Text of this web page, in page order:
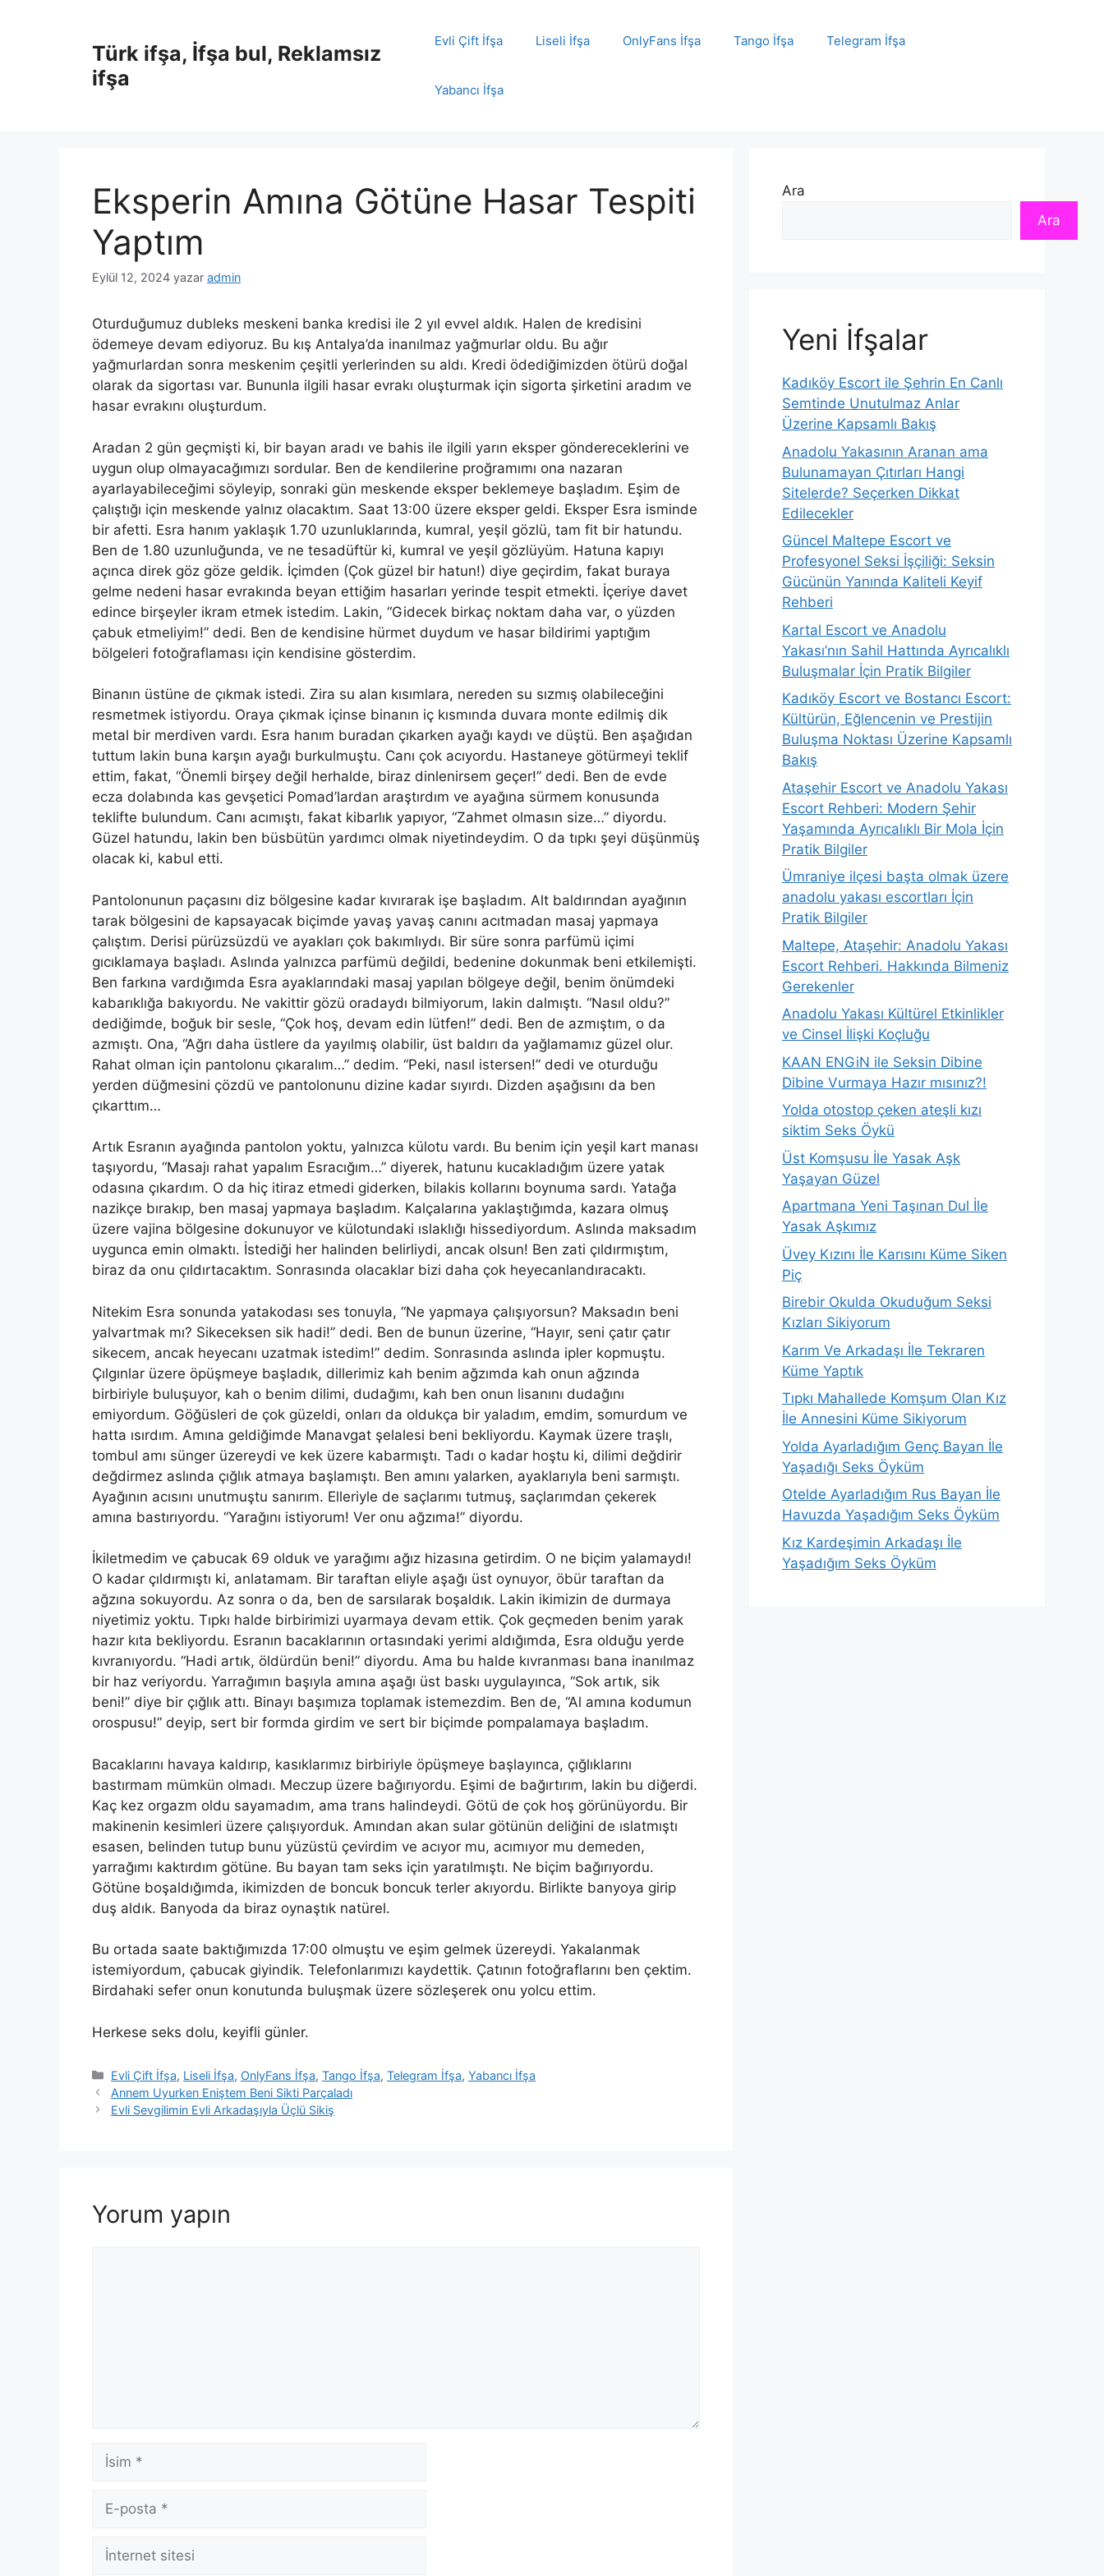
Türk ifşa, İfşa bul, Reklamsız
ifşa
Evli Çift İfşa Liseli İfşa OnlyFans İfşa Tango İfşa Telegram İfşa
Yabancı İfşa
Eksperin Amına Götüne Hasar Tespiti
Yaptım
Eylül 12, 2024 yazar admin
Oturduğumuz dubleks meskeni banka kredisi ile 2 yıl evvel aldık. Halen de kredisini
ödemeye devam ediyoruz. Bu kış Antalya’da inanılmaz yağmurlar oldu. Bu ağır
yağmurlardan sonra meskenim çeşitli yerlerinden su aldı. Kredi ödediğimizden ötürü doğal
olarak da sigortası var. Bununla ilgili hasar evrakı oluşturmak için sigorta şirketini aradım ve
hasar evrakını oluşturdum.
Aradan 2 gün geçmişti ki, bir bayan aradı ve bahis ile ilgili yarın eksper göndereceklerini ve
uygun olup olmayacağımızı sordular. Ben de kendilerine proğramımı ona nazaran
ayarlayabileceğimi söyleyip, sonraki gün meskende eksper beklemeye başladım. Eşim de
çalıştığı için meskende yalnız olacaktım. Saat 13:00 üzere eksper geldi. Eksper Esra isminde
bir afetti. Esra hanım yaklaşık 1.70 uzunluklarında, kumral, yeşil gözlü, tam fit bir hatundu.
Ben de 1.80 uzunluğunda, ve ne tesadüftür ki, kumral ve yeşil gözlüyüm. Hatuna kapıyı
açınca direk göz göze geldik. İçimden (Çok güzel bir hatun!) diye geçirdim, fakat buraya
gelme nedeni hasar evrakında beyan ettiğim hasarları yerinde tespit etmekti. İçeriye davet
edince birşeyler ikram etmek istedim. Lakin, “Gidecek birkaç noktam daha var, o yüzden
çabuk etmeliyim!” dedi. Ben de kendisine hürmet duydum ve hasar bildirimi yaptığım
bölgeleri fotoğraflaması için kendisine gösterdim.
Binanın üstüne de çıkmak istedi. Zira su alan kısımlara, nereden su sızmış olabileceğini
resmetmek istiyordu. Oraya çıkmak içinse binanın iç kısmında duvara monte edilmiş dik
metal bir merdiven vardı. Esra hanım buradan çıkarken ayağı kaydı ve düştü. Ben aşağıdan
tuttum lakin buna karşın ayağı burkulmuştu. Canı çok acıyordu. Hastaneye götürmeyi teklif
ettim, fakat, “Önemli birşey değil herhalde, biraz dinlenirsem geçer!” dedi. Ben de evde
ecza dolabında kas gevşetici Pomad’lardan araştırdım ve ayağına sürmem konusunda
teklifte bulundum. Canı acımıştı, fakat kibarlık yapıyor, “Zahmet olmasın size…” diyordu.
Güzel hatundu, lakin ben büsbütün yardımcı olmak niyetindeydim. O da tıpkı şeyi düşünmüş
olacak ki, kabul etti.
Pantolonunun paçasını diz bölgesine kadar kıvırarak işe başladım. Alt baldırından ayağının
tarak bölgesini de kapsayacak biçimde yavaş yavaş canını acıtmadan masaj yapmaya
çalıştım. Derisi pürüzsüzdü ve ayakları çok bakımlıydı. Bir süre sonra parfümü içimi
gıcıklamaya başladı. Aslında yalnızca parfümü değildi, bedenine dokunmak beni etkilemişti.
Ben farkına vardığımda Esra ayaklarındaki masaj yapılan bölgeye değil, benim önümdeki
kabarıklığa bakıyordu. Ne vakittir gözü oradaydı bilmiyorum, lakin dalmıştı. “Nasıl oldu?”
dediğimde, boğuk bir sesle, “Çok hoş, devam edin lütfen!” dedi. Ben de azmıştım, o da
azmıştı. Ona, “Ağrı daha üstlere da yayılmış olabilir, üst baldırı da yağlamamız güzel olur.
Rahat olman için pantolonu çıkaralım…” dedim. “Peki, nasıl istersen!” dedi ve oturduğu
yerden düğmesini çözdü ve pantolonunu dizine kadar sıyırdı. Dizden aşağısını da ben
çıkarttım…
Artık Esranın ayağında pantolon yoktu, yalnızca külotu vardı. Bu benim için yeşil kart manası
taşıyordu, “Masajı rahat yapalım Esracığım…” diyerek, hatunu kucakladığım üzere yatak
odasına çıkardım. O da hiç itiraz etmedi giderken, bilakis kollarını boynuma sardı. Yatağa
nazikçe bırakıp, ben masaj yapmaya başladım. Kalçalarına yaklaştığımda, kazara olmuş
üzere vajina bölgesine dokunuyor ve külotundaki ıslaklığı hissediyordum. Aslında maksadım
uygunca emin olmaktı. İstediği her halinden belirliydi, ancak olsun! Ben zati çıldırmıştım,
biraz da onu çıldırtacaktım. Sonrasında olacaklar bizi daha çok heyecanlandıracaktı.
Nitekim Esra sonunda yatakodası ses tonuyla, “Ne yapmaya çalışıyorsun? Maksadın beni
yalvartmak mı? Sikeceksen sik hadi!” dedi. Ben de bunun üzerine, “Hayır, seni çatır çatır
sikecem, ancak heyecanı uzatmak istedim!” dedim. Sonrasında aslında ipler kopmuştu.
Çılgınlar üzere öpüşmeye başladık, dillerimiz kah benim ağzımda kah onun ağzında
birbiriyle buluşuyor, kah o benim dilimi, dudağımı, kah ben onun lisanını dudağını
emiyordum. Göğüsleri de çok güzeldi, onları da oldukça bir yaladım, emdim, somurdum ve
hatta ısırdım. Amına geldiğimde Manavgat şelalesi beni bekliyordu. Kaymak üzere traşlı,
tombul amı sünger üzereydi ve kek üzere kabarmıştı. Tadı o kadar hoştu ki, dilimi değdirir
değdirmez aslında çığlık atmaya başlamıştı. Ben amını yalarken, ayaklarıyla beni sarmıştı.
Ayağının acısını unutmuştu sanırım. Elleriyle de saçlarımı tutmuş, saçlarımdan çekerek
amına bastırıyordu. “Yarağını istiyorum! Ver onu ağzıma!” diyordu.
İkiletmedim ve çabucak 69 olduk ve yarağımı ağız hizasına getirdim. O ne biçim yalamaydı!
O kadar çıldırmıştı ki, anlatamam. Bir taraftan eliyle aşağı üst oynuyor, öbür taraftan da
ağzına sokuyordu. Az sonra o da, ben de sarsılarak boşaldık. Lakin ikimizin de durmaya
niyetimiz yoktu. Tıpkı halde birbirimizi uyarmaya devam ettik. Çok geçmeden benim yarak
hazır kıta bekliyordu. Esranın bacaklarının ortasındaki yerimi aldığımda, Esra olduğu yerde
kıvranıyordu. “Hadi artık, öldürdün beni!” diyordu. Ama bu halde kıvranması bana inanılmaz
bir haz veriyordu. Yarrağımın başıyla amına aşağı üst baskı uygulayınca, “Sok artık, sik
beni!” diye bir çığlık attı. Binayı başımıza toplamak istemezdim. Ben de, “Al amına kodumun
orospusu!” deyip, sert bir formda girdim ve sert bir biçimde pompalamaya başladım.
Bacaklarını havaya kaldırıp, kasıklarımız birbiriyle öpüşmeye başlayınca, çığlıklarını
bastırmam mümkün olmadı. Meczup üzere bağırıyordu. Eşimi de bağırtırım, lakin bu diğerdi.
Kaç kez orgazm oldu sayamadım, ama trans halindeydi. Götü de çok hoş görünüyordu. Bir
makinenin kesimleri üzere çalışıyorduk. Amından akan sular götünün deliğini de ıslatmıştı
esasen, belinden tutup bunu yüzüstü çevirdim ve acıyor mu, acımıyor mu demeden,
yarrağımı kaktırdım götüne. Bu bayan tam seks için yaratılmıştı. Ne biçim bağırıyordu.
Götüne boşaldığımda, ikimizden de boncuk boncuk terler akıyordu. Birlikte banyoya girip
duş aldık. Banyoda da biraz oynaştık natürel.
Bu ortada saate baktığımızda 17:00 olmuştu ve eşim gelmek üzereydi. Yakalanmak
istemiyordum, çabucak giyindik. Telefonlarımızı kaydettik. Çatının fotoğraflarını ben çektim.
Birdahaki sefer onun konutunda buluşmak üzere sözleşerek onu yolcu ettim.
Herkese seks dolu, keyifli günler.
Kategoriler
Evli Çift İfşa, Liseli İfşa, OnlyFans İfşa,Tango İfşa,Telegram İfşa,Yabancı İfşa
Annem Uyurken Eniştem Beni Sikti Parçaladı
Evli Sevgilimin Evli Arkadaşıyla Üçlü Sikiş
Yorum yapın
İsim
posta
İnternet
sitesi
Ara
Ara
Yeni İfşalar
Kadıköy Escort ile Şehrin En Canlı
Semtinde Unutulmaz Anlar
Üzerine Kapsamlı Bakış
Anadolu Yakasının Aranan ama
Bulunamayan Çıtırları Hangi
Sitelerde? Seçerken Dikkat
Edilecekler
Güncel Maltepe Escort ve
Profesyonel Seksi İşçiliği: Seksin
Gücünün Yanında Kaliteli Keyif
Rehberi
Kartal Escort ve Anadolu
Yakası’nın Sahil Hattında Ayrıcalıklı
Buluşmalar İçin Pratik Bilgiler
Kadıköy Escort ve Bostancı Escort:
Kültürün, Eğlencenin ve Prestijin
Buluşma Noktası Üzerine Kapsamlı
Bakış
Ataşehir Escort ve Anadolu Yakası
Escort Rehberi: Modern Şehir
Yaşamında Ayrıcalıklı Bir Mola İçin
Pratik Bilgiler
Ümraniye ilçesi başta olmak üzere
anadolu yakası escortları İçin
Pratik Bilgiler
Maltepe, Ataşehir: Anadolu Yakası
Escort Rehberi. Hakkında Bilmeniz
Gerekenler
Anadolu Yakası Kültürel Etkinlikler
ve Cinsel İlişki Koçluğu
KAAN ENGiN ile Seksin Dibine
Dibine Vurmaya Hazır mısınız?!
Yolda otostop çeken ateşli kızı
siktim Seks Öykü
Üst Komşusu İle Yasak Aşk
Yaşayan Güzel
Apartmana Yeni Taşınan Dul İle
Yasak Aşkımız
Üvey Kızını İle Karısını Küme Siken
Piç
Birebir Okulda Okuduğum Seksi
Kızları Sikiyorum
Karım Ve Arkadaşı İle Tekraren
Küme Yaptık
Tıpkı Mahallede Komşum Olan Kız
İle Annesini Küme Sikiyorum
Yolda Ayarladığım Genç Bayan İle
Yaşadığı Seks Öyküm
Otelde Ayarladığım Rus Bayan İle
Havuzda Yaşadığım Seks Öyküm
Kız Kardeşimin Arkadaşı İle
Yaşadığım Seks Öyküm